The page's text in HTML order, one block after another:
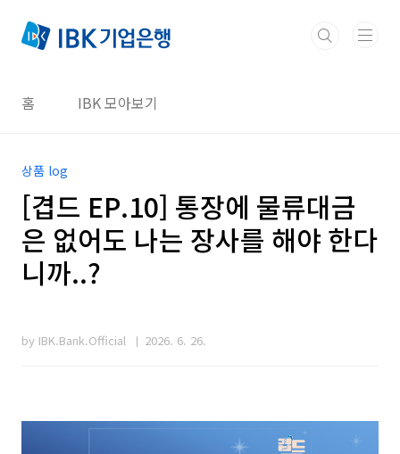
홈 IBK 모아보기
상품 log
[겹드 EP.10] 통장에 물류대금
은 없어도 나는 장사를 해야 한다
니까..?
by IBK.Bank.Official 2026. 6. 26.